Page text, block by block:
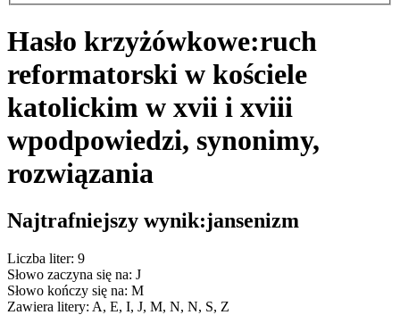
Hasło krzyżówkowe:ruch
reformatorski w kościele
katolickim w xvii i xviii
wpodpowiedzi, synonimy,
rozwiązania
Najtrafniejszy wynik:jansenizm
Liczba liter: 9
Słowo zaczyna się na: J
Słowo kończy się na: M
Zawiera litery: A, E, I, J, M, N, N, S, Z